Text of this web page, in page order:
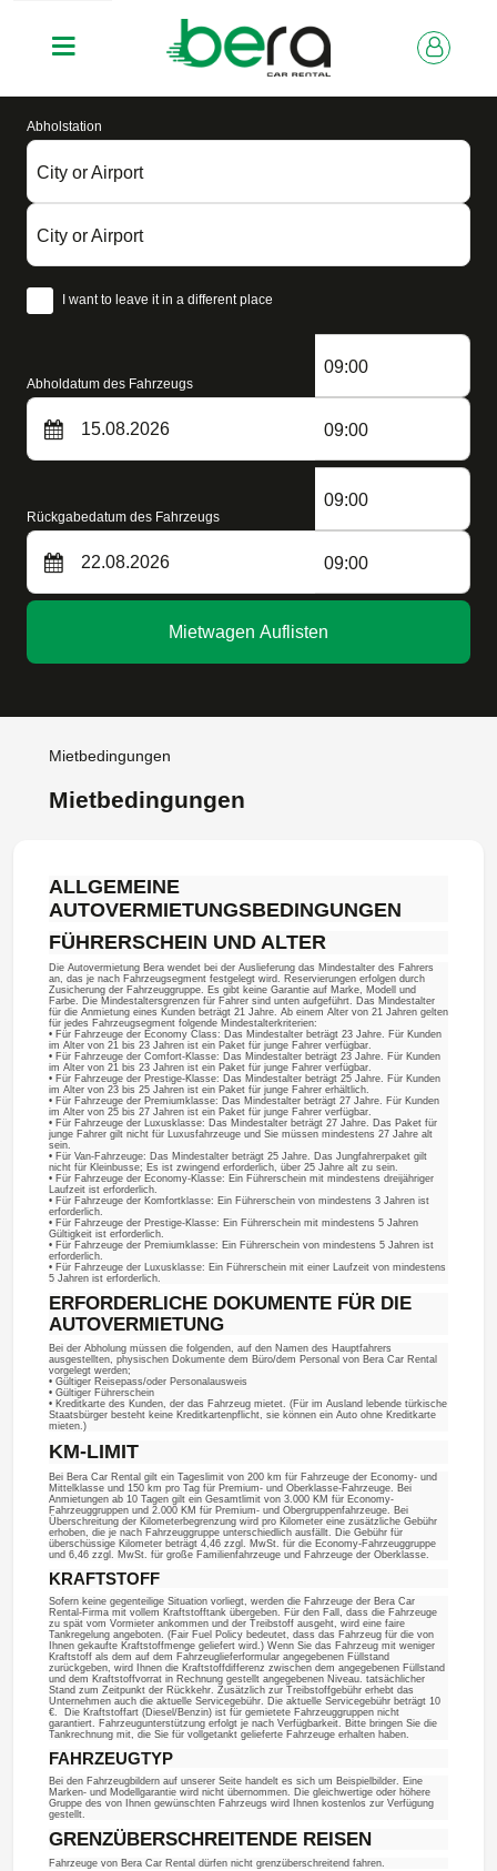
Abholstation
City or Airport
City or Airport
I want to leave it in a different place
Abholdatum des Fahrzeugs
09:00
09:00
Rückgabedatum des Fahrzeugs
09:00
09:00
Mietwagen Auflisten
Mietbedingungen
Mietbedingungen
ALLGEMEINE
AUTOVERMIETUNGSBEDINGUNGEN
FÜHRERSCHEIN UND ALTER
Die Autovermietung Bera wendet bei der Auslieferung das Mindestalter des Fahrers
an, das je nach Fahrzeugsegment festgelegt wird. Reservierungen erfolgen durch
Zusicherung der Fahrzeuggruppe. Es gibt keine Garantie auf Marke, Modell und
Farbe. Die Mindestaltersgrenzen für Fahrer sind unten aufgeführt. Das Mindestalter
für die Anmietung eines Kunden beträgt 21 Jahre. Ab einem Alter von 21 Jahren gelten
für jedes Fahrzeugsegment folgende Mindestalterkriterien:
• Für Fahrzeuge der Economy Class: Das Mindestalter beträgt 23 Jahre. Für Kunden
im Alter von 21 bis 23 Jahren ist ein Paket für junge Fahrer verfügbar.
• Für Fahrzeuge der Comfort-Klasse: Das Mindestalter beträgt 23 Jahre. Für Kunden
im Alter von 21 bis 23 Jahren ist ein Paket für junge Fahrer verfügbar.
• Für Fahrzeuge der Prestige-Klasse: Das Mindestalter beträgt 25 Jahre. Für Kunden
im Alter von 23 bis 25 Jahren ist ein Paket für junge Fahrer erhältlich.
• Für Fahrzeuge der Premiumklasse: Das Mindestalter beträgt 27 Jahre. Für Kunden
im Alter von 25 bis 27 Jahren ist ein Paket für junge Fahrer verfügbar.
• Für Fahrzeuge der Luxusklasse: Das Mindestalter beträgt 27 Jahre. Das Paket für
junge Fahrer gilt nicht für Luxusfahrzeuge und Sie müssen mindestens 27 Jahre alt
sein.
• Für Van-Fahrzeuge: Das Mindestalter beträgt 25 Jahre. Das Jungfahrerpaket gilt
nicht für Kleinbusse; Es ist zwingend erforderlich, über 25 Jahre alt zu sein.
• Für Fahrzeuge der Economy-Klasse: Ein Führerschein mit mindestens dreijähriger
Laufzeit ist erforderlich.
• Für Fahrzeuge der Komfortklasse: Ein Führerschein von mindestens 3 Jahren ist
erforderlich.
• Für Fahrzeuge der Prestige-Klasse: Ein Führerschein mit mindestens 5 Jahren
Gültigkeit ist erforderlich.
• Für Fahrzeuge der Premiumklasse: Ein Führerschein von mindestens 5 Jahren ist
erforderlich.
• Für Fahrzeuge der Luxusklasse: Ein Führerschein mit einer Laufzeit von mindestens
5 Jahren ist erforderlich.
ERFORDERLICHE DOKUMENTE FÜR DIE
AUTOVERMIETUNG
Bei der Abholung müssen die folgenden, auf den Namen des Hauptfahrers
ausgestellten, physischen Dokumente dem Büro/dem Personal von Bera Car Rental
vorgelegt werden;
• Gültiger Reisepass/oder Personalausweis
• Gültiger Führerschein
• Kreditkarte des Kunden, der das Fahrzeug mietet. (Für im Ausland lebende türkische
Staatsbürger besteht keine Kreditkartenpflicht, sie können ein Auto ohne Kreditkarte
mieten.)
KM-LIMIT
Bei Bera Car Rental gilt ein Tageslimit von 200 km für Fahrzeuge der Economy- und
Mittelklasse und 150 km pro Tag für Premium- und Oberklasse-Fahrzeuge. Bei
Anmietungen ab 10 Tagen gilt ein Gesamtlimit von 3.000 KM für Economy-
Fahrzeuggruppen und 2.000 KM für Premium- und Obergruppenfahrzeuge. Bei
Überschreitung der Kilometerbegrenzung wird pro Kilometer eine zusätzliche Gebühr
erhoben, die je nach Fahrzeuggruppe unterschiedlich ausfällt. Die Gebühr für
überschüssige Kilometer beträgt 4,46 zzgl. MwSt. für die Economy-Fahrzeuggruppe
und 6,46 zzgl. MwSt. für große Familienfahrzeuge und Fahrzeuge der Oberklasse.
KRAFTSTOFF
Sofern keine gegenteilige Situation vorliegt, werden die Fahrzeuge der Bera Car
Rental-Firma mit vollem Kraftstofftank übergeben. Für den Fall, dass die Fahrzeuge
zu spät vom Vormieter ankommen und der Treibstoff ausgeht, wird eine faire
Tankregelung angeboten. (Fair Fuel Policy bedeutet, dass das Fahrzeug für die von
Ihnen gekaufte Kraftstoffmenge geliefert wird.) Wenn Sie das Fahrzeug mit weniger
Kraftstoff als dem auf dem Fahrzeuglieferformular angegebenen Füllstand
zurückgeben, wird Ihnen die Kraftstoffdifferenz zwischen dem angegebenen Füllstand
und dem Kraftstoffvorrat in Rechnung gestellt angegebenen Niveau. tatsächlicher
Stand zum Zeitpunkt der Rückkehr. Zusätzlich zur Treibstoffgebühr erhebt das
Unternehmen auch die aktuelle Servicegebühr. Die aktuelle Servicegebühr beträgt 10
€. Die Kraftstoffart (Diesel/Benzin) ist für gemietete Fahrzeuggruppen nicht
garantiert. Fahrzeugunterstützung erfolgt je nach Verfügbarkeit. Bitte bringen Sie die
Tankrechnung mit, die Sie für vollgetankt gelieferte Fahrzeuge erhalten haben.
FAHRZEUGTYP
Bei den Fahrzeugbildern auf unserer Seite handelt es sich um Beispielbilder. Eine
Marken- und Modellgarantie wird nicht übernommen. Die gleichwertige oder höhere
Gruppe des von Ihnen gewünschten Fahrzeugs wird Ihnen kostenlos zur Verfügung
gestellt.
GRENZÜBERSCHREITENDE REISEN
Fahrzeuge von Bera Car Rental dürfen nicht grenzüberschreitend fahren.